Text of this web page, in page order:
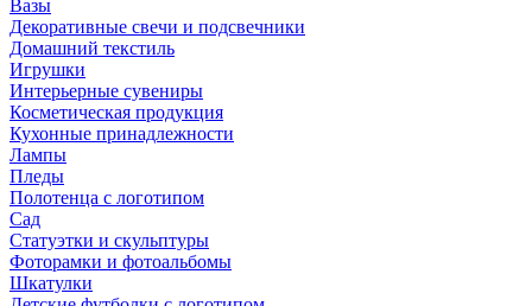
Вазы
Декоративные свечи и подсвечники
Домашний текстиль
Игрушки
Интерьерные сувениры
Косметическая продукция
Кухонные принадлежности
Лампы
Пледы
Полотенца с логотипом
Сад
Статуэтки и скульптуры
Фоторамки и фотоальбомы
Шкатулки